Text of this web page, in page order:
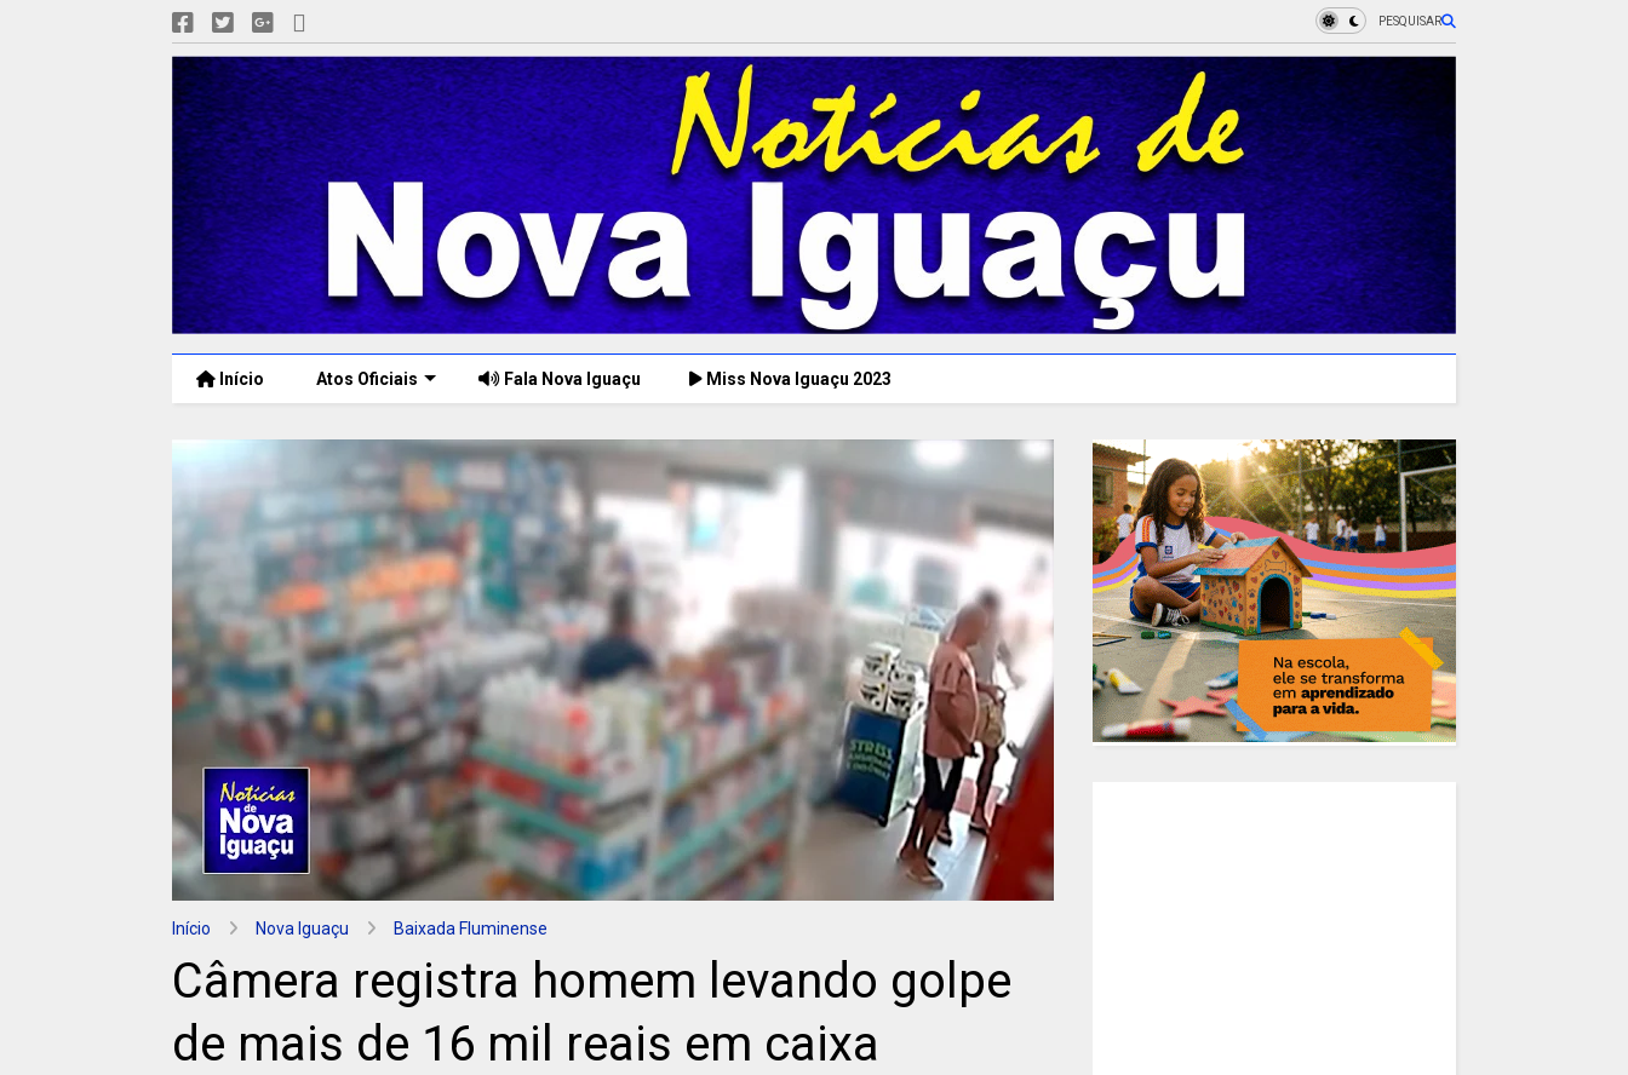
PESQUISAR
Início Atos Oficiais Fala Nova Iguaçu Miss Nova Iguaçu 2023
Início Nova Iguaçu Baixada Fluminense
Câmera registra homem levando golpe
de mais de 16 mil reais em caixa